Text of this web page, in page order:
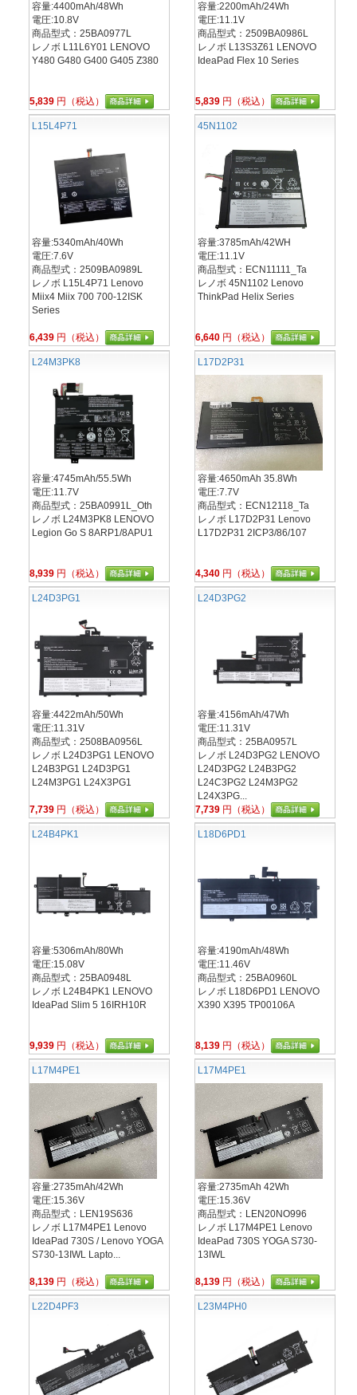
容量:4400mAh/48Wh
電圧:10.8V
商品型式：25BA0977L
レノボ L11L6Y01 LENOVO
Y480 G480 G400 G405 Z380
5,839 円（税込）
容量:2200mAh/24Wh
電圧:11.1V
商品型式：2509BA0986L
レノボ L13S3Z61 LENOVO
IdeaPad Flex 10 Series
5,839 円（税込）
L15L4P71
容量:5340mAh/40Wh
電圧:7.6V
商品型式：2509BA0989L
レノボ L15L4P71 Lenovo
Miix4 Miix 700 700-12ISK
Series
6,439 円（税込）
45N1102
容量:3785mAh/42WH
電圧:11.1V
商品型式：ECN11111_Ta
レノボ 45N1102 Lenovo
ThinkPad Helix Series
6,640 円（税込）
L24M3PK8
容量:4745mAh/55.5Wh
電圧:11.7V
商品型式：25BA0991L_Oth
レノボ L24M3PK8 LENOVO
Legion Go S 8ARP1/8APU1
8,939 円（税込）
L17D2P31
容量:4650mAh 35.8Wh
電圧:7.7V
商品型式：ECN12118_Ta
レノボ L17D2P31 Lenovo
L17D2P31 2ICP3/86/107
4,340 円（税込）
L24D3PG1
容量:4422mAh/50Wh
電圧:11.31V
商品型式：2508BA0956L
レノボ L24D3PG1 LENOVO
L24B3PG1 L24D3PG1
L24M3PG1 L24X3PG1
7,739 円（税込）
L24D3PG2
容量:4156mAh/47Wh
電圧:11.31V
商品型式：25BA0957L
レノボ L24D3PG2 LENOVO
L24D3PG2 L24B3PG2
L24C3PG2 L24M3PG2
L24X3PG...
7,739 円（税込）
L24B4PK1
容量:5306mAh/80Wh
電圧:15.08V
商品型式：25BA0948L
レノボ L24B4PK1 LENOVO
IdeaPad Slim 5 16IRH10R
9,939 円（税込）
L18D6PD1
容量:4190mAh/48Wh
電圧:11.46V
商品型式：25BA0960L
レノボ L18D6PD1 LENOVO
X390 X395 TP00106A
8,139 円（税込）
L17M4PE1
容量:2735mAh/42Wh
電圧:15.36V
商品型式：LEN19S636
レノボ L17M4PE1 Lenovo
IdeaPad 730S / Lenovo YOGA
S730-13IWL Lapto...
8,139 円（税込）
L17M4PE1
容量:2735mAh 42Wh
電圧:15.36V
商品型式：LEN20NO996
レノボ L17M4PE1 Lenovo
IdeaPad 730S YOGA S730-
13IWL
8,139 円（税込）
L22D4PF3 L23M4PH0